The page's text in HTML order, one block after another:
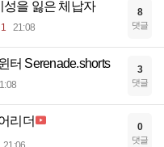
을 잃은 체납자
21:08
8
댓글
터 Serenade.shorts 3
댓글
리더 0
댓글